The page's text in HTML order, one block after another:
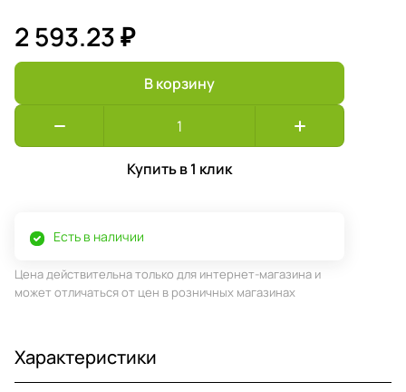
2 593.23 ₽
В корзину
Купить в 1 клик
Есть в наличии
Цена действительна только для интернет-магазина и
может отличаться от цен в розничных магазинах
Характеристики